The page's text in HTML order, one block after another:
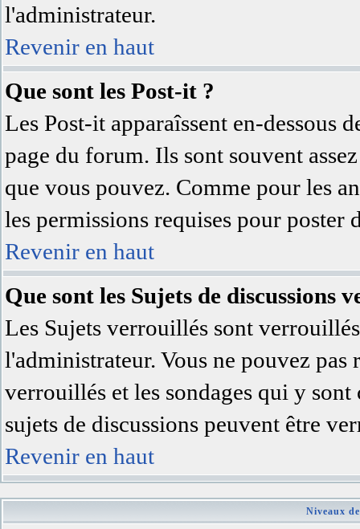
l'administrateur.
Revenir en haut
Que sont les Post-it ?
Les Post-it apparaîssent en-dessous
page du forum. Ils sont souvent
que vous pouvez. Comme pour les
les permissions requises pour poster
Revenir en haut
Que sont les Sujets de discussions
Les Sujets verrouillés sont
l'administrateur. Vous ne pouvez pas
verrouillés et les sondages qui y
sujets de discussions peuvent être
Revenir en haut
Niveaux